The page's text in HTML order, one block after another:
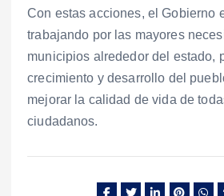
Con estas acciones, el Gobierno
trabajando por las mayores
municipios alrededor del estado,
crecimiento y desarrollo del
mejorar la calidad de vida de
ciudadanos.